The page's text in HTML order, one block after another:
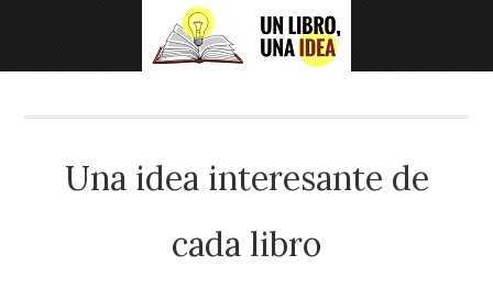
Una idea interesante de
cada libro